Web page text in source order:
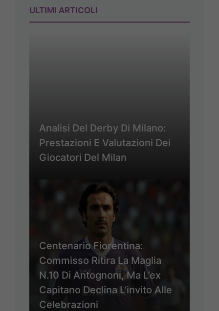
ULTIMI ARTICOLI
Analisi Del Derby Di Milano:
Prestazioni E Valutazioni Dei
Giocatori Del Milan
Centenario Fiorentina:
Commisso Ritira La Maglia
N.10 Di Antognoni, Ma L’ex
Capitano Declina L’invito Alle
Celebrazioni